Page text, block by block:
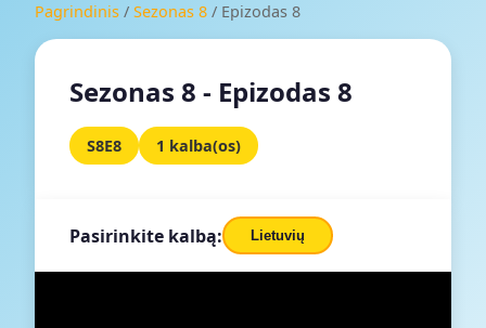
Pagrindinis / Sezonas 8 / Epizodas 8
Sezonas 8 - Epizodas 8
S8E8 1 kalba(os)
Pasirinkite kalbą: Lietuvių